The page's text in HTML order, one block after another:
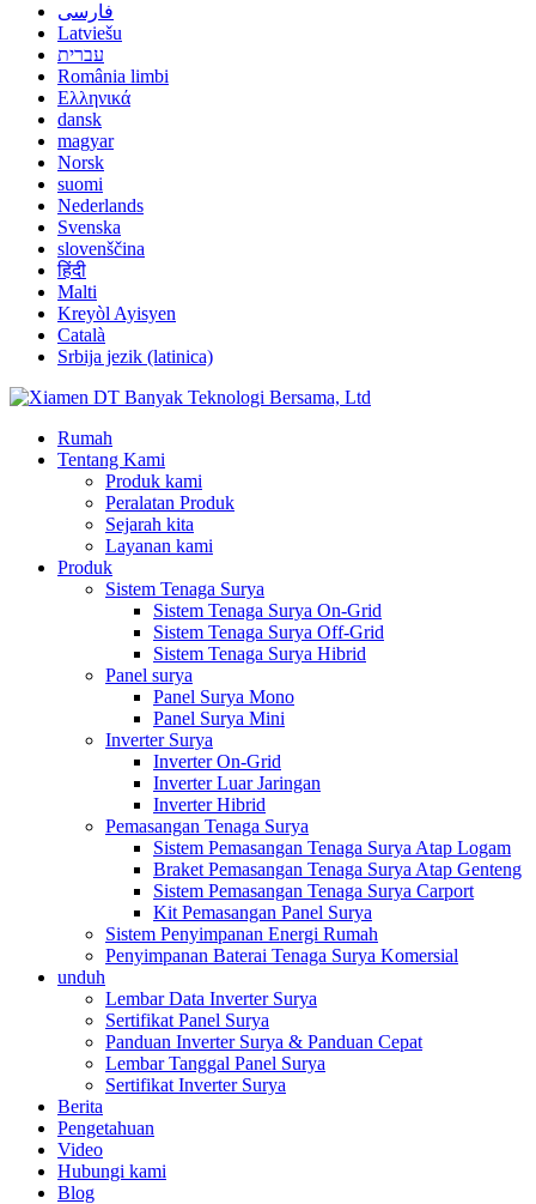
فارسی
Latviešu
עברית
România limbi
Ελληνικά
dansk
magyar
Norsk
suomi
Nederlands
Svenska
slovenščina
हिंदी
Malti
Kreyòl Ayisyen
Català
Srbija jezik (latinica)
Rumah
Tentang Kami
Produk kami
Peralatan Produk
Sejarah kita
Layanan kami
Produk
Sistem Tenaga Surya
Sistem Tenaga Surya On-Grid
Sistem Tenaga Surya Off-Grid
Sistem Tenaga Surya Hibrid
Panel surya
Panel Surya Mono
Panel Surya Mini
Inverter Surya
Inverter On-Grid
Inverter Luar Jaringan
Inverter Hibrid
Pemasangan Tenaga Surya
Sistem Pemasangan Tenaga Surya Atap Logam
Braket Pemasangan Tenaga Surya Atap Genteng
Sistem Pemasangan Tenaga Surya Carport
Kit Pemasangan Panel Surya
Sistem Penyimpanan Energi Rumah
Penyimpanan Baterai Tenaga Surya Komersial
unduh
Lembar Data Inverter Surya
Sertifikat Panel Surya
Panduan Inverter Surya & Panduan Cepat
Lembar Tanggal Panel Surya
Sertifikat Inverter Surya
Berita
Pengetahuan
Video
Hubungi kami
Blog